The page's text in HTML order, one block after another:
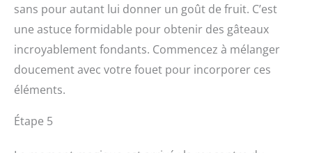
sans pour autant lui donner un goût de fruit. C’est
une astuce formidable pour obtenir des gâteaux
incroyablement fondants. Commencez à mélanger
doucement avec votre fouet pour incorporer ces
éléments.
Étape 5